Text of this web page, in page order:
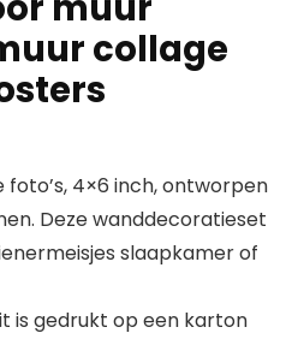
collage
4×6 inch, ontworpen
Deze wanddecoratieset
slaapkamer of
is gedrukt op een karton